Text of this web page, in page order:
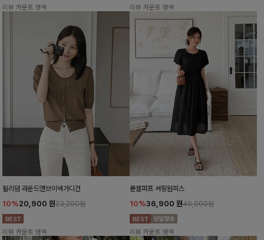
리뷰 카운트 영역 리뷰 카운트 영역
윌리덤 라운드앤브이넥가디건
10%20,900 원23,200원
리뷰 카운트 영역
룬셀퍼프 셔링원피스
10%36,900 원40,900원
리뷰 카운트 영역